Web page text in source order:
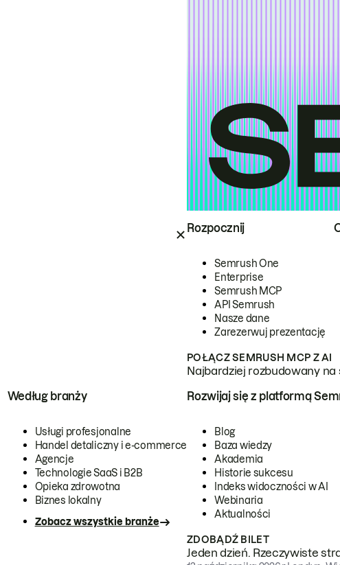
Rozpocznij
Semrush One
Enterprise
Semrush MCP
API Semrush
Nasze dane
Zarezerwuj prezentację
POŁĄCZ SEMRUSH MCP Z AI
Najbardziej rozbudowany
Według branży
Usługi profesjonalne
Handel detaliczny i e-commerce
Agencje
Technologie SaaS i B2B
Opieka zdrowotna
Biznes lokalny
Zobacz wszystkie branże
Rozwijaj się z platformą
Blog
Baza wiedzy
Akademia
Historie sukcesu
Indeks widoczności w AI
Webinaria
Aktualności
ZDOBĄDŹ BILET
Jeden dzień. Rzeczywiste